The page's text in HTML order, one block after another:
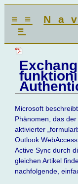
≡ ≡
≡
N a
Microsoft
Phänomen, das
aktivierter
Outlook
Active Sync durch
gleichen Artikel
nachfolgende,